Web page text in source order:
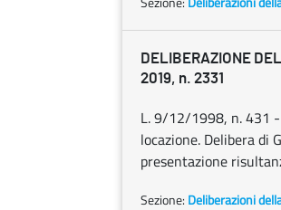
DELIBERAZIONE
2019, n. 2331
L. 9/12/1998, n. 431 -
locazione. Delibera di
presentazione
Sezione: Deliberazioni